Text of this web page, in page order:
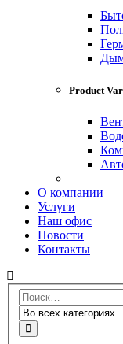
Product
О компании
Услуги
Наш офис
Новости
Контакты